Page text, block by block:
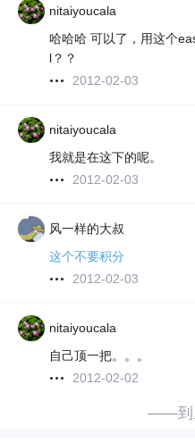
nitaiyoucala
哈哈哈 可以了，用这个
l？？
2012-02-03
nitaiyoucala
我就是在这下的呢。
2012-02-03
风一样的大叔
这个不要积分
2012-02-03
nitaiyoucala
自己顶一把。。。
2012-02-02
——到